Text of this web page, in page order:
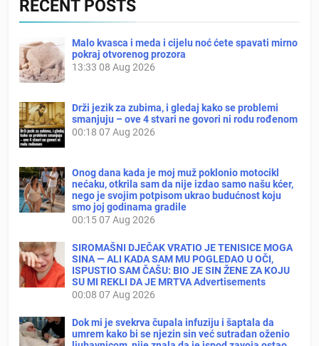
RECENT POSTS
Malo kvasca i meda i cijelu noć ćete spavati mirno
pokraj otvorenog prozora
13:33 08 Aug 2026
Drži jezik za zubima, i gledaj kako se problemi
smanjuju – ove 4 stvari ne govori ni rodu rođenom
00:18 07 Aug 2026
Onog dana kada je moj muž poklonio motocikl
nećaku, otkrila sam da nije izdao samo našu kćer,
nego je svojim potpisom ukrao budućnost koju
smo joj godinama gradile
00:1507 Aug 2026
SIROMAŠNI DJEČAK VRATIO JE TENISICE MOGA
SINA — ALI KADA SAM MU POGLEDAO U OČI,
ISPUSTIO SAM ČAŠU: BIO JE SIN ŽENE ZA KOJU
SU MI REKLI DA JE MRTVA Advertisements
00:08 07 Aug 2026
Dok mi je svekrva čupala infuziju i šaptala da
umrem kako bi se njezin sin već sutradan oženio